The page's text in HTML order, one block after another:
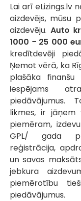
Lai arī eLizings.lv
aizdevējs, mūsu
aizdevēju. Auto
1000 - 25 000
kredītdevēji
Ņemot vērā, ka
plašāka
iespējams
piedāvājumus.
likmes, ir
piemēram,
GPL/ gada
reģistrācija,
un savas
jebkura
piemērotību
piedāvājumus.